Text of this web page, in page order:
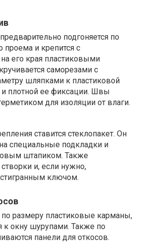
подгоняется по
проема и крепится с
его края пластиковыми
саморезами с
шляпками к пластиковой
плотной ее фиксации. Швы
для изоляции от влаги.
ставится стеклопакет. Он
специальные подкладки и
штапиком. Также
и, если нужно,
ключом.
по размеру пластиковые карманы,
к окну шурупами. Также по
панели для откосов.